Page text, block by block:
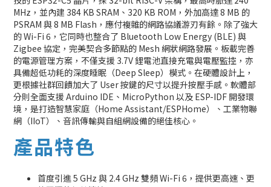
MHz，並內建 384 KB SRAM、320 KB ROM，外加高達 8 MB 的
PSRAM 與 8 MB Flash，應付複雜的網路協議游刃有餘。除了強大
的 Wi-Fi 6，它同時也整合了 Bluetooth Low Energy (BLE) 與
Zigbee 協定，完美契合多節點的 Mesh 網狀網路發展。板載完善
的電源管理方案，不僅支援 3.7V 鋰電池直接充電與電壓監控，亦
具備超低功耗的深度睡眠（Deep Sleep）模式。在硬體設計上，
更根據社群回饋加大了 User 按鍵的尺寸以提升按壓手感。軟體部
分則全面支援 Arduino IDE、MicroPython 以及 ESP-IDF 開發環
境，是打造智慧家庭（Home Assistant/ESPHome）、工業物聯
網（IIoT）、音訊傳輸與自組網設備的絕佳核心。
產品特色
首度引進 5 GHz 與 2.4 GHz 雙頻 Wi-Fi 6，提供更高速、更